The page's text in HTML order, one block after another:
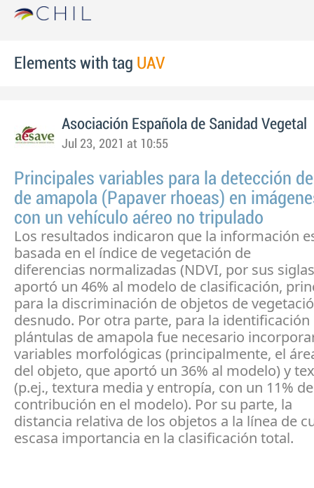
Elements with tag UAV
Asociación Española de Sanidad Vegetal
Jul 23, 2021 at 10:55
Principales variables para la detección
de amapola (Papaver rhoeas) en
con un vehículo aéreo no tripulado
Los resultados indicaron que la información
basada en el índice de vegetación de
diferencias normalizadas (NDVI, por sus
aportó un 46% al modelo de clasificación,
para la discriminación de objetos de
desnudo. Por otra parte, para la identificación
plántulas de amapola fue necesario
variables morfológicas (principalmente, el
del objeto, que aportó un 36% al modelo) y
(p.ej., textura media y entropía, con un 11% de
contribución en el modelo). Por su parte, la
distancia relativa de los objetos a la línea de
escasa importancia en la clasificación total.